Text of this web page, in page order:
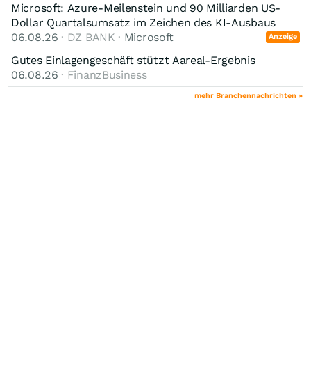
Microsoft: Azure-Meilenstein und 90 Milliarden US-
Dollar Quartalsumsatz im Zeichen des KI-Ausbaus
06.08.26 · DZ BANK · Microsoft Anzeige
Gutes Einlagengeschäft stützt Aareal-Ergebnis
06.08.26 · FinanzBusiness
mehr Branchennachrichten »